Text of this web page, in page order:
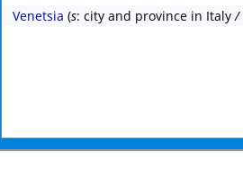
Venetsia (s: city and province in Italy/